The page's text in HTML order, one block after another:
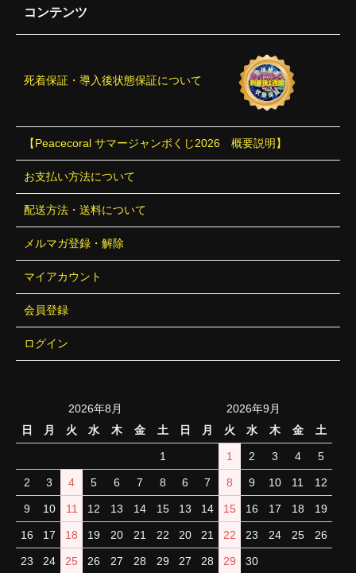
コンテンツ
死着保証・導入後状態保証について
【Peacecoral サマージャンボくじ2026 概要説明】
お支払い方法について
配送方法・送料について
メルマガ登録・解除
マイアカウント
会員登録
ログイン
2026年8月
日
月 火 水 木 金 土
1
2 3 4 5 6 7 8
9 10 11 12 13 14 15
16 17 18 19 20 21 22
23 24 25 26 27 28 29
2026年9月
日
月 火 水 木 金 土
1 2 3 4 5
6 7 8 9 10 11 12
13 14 15 16 17 18 19
20 21 22 23 24 25 26
27 28 29 30